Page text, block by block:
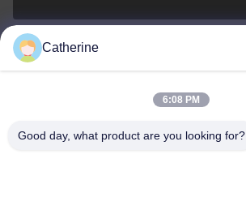
padraic@huayumachine.cn
Catherine
6:08 PM
Good day, what product are you looking for?